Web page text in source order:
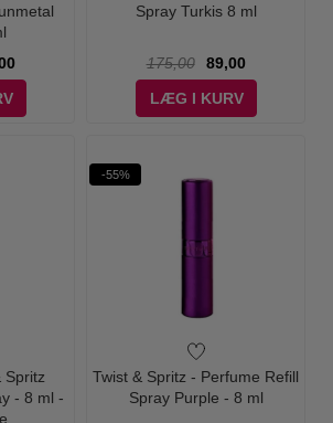
Spray Turkis 8 ml
175,00
89,00
LÆG I KURV
Spritz
- 8 ml -
-55%
Twist & Spritz - Perfume Refill
Spray Purple - 8 ml